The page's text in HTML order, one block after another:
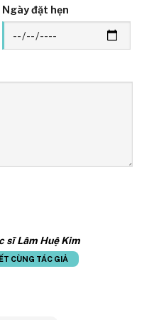
Ngày đặt hẹn
sĩ Lâm Huệ Kim
CÙNG TÁC GIẢ